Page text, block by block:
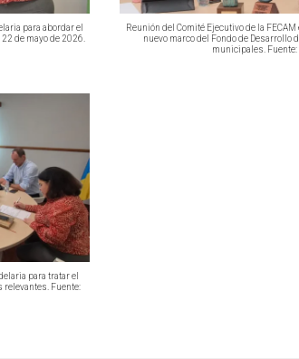
para abordar el
de mayo de 2026.
Reunión del Comité Ejecutivo de la
nuevo marco del Fondo de Desarrollo
municipales. Fuente:
para tratar el
relevantes. Fuente: